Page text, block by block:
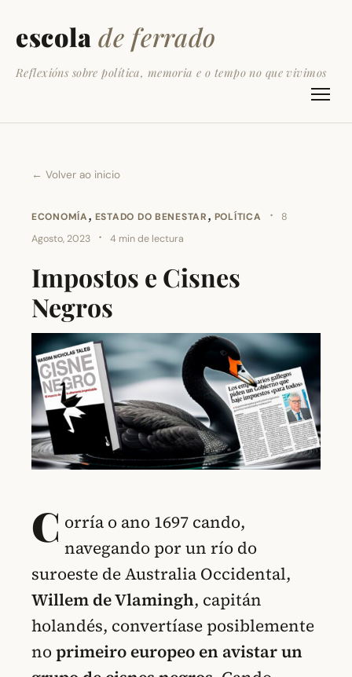
escola de ferrado
Reflexións sobre política, memoria e o tempo no que vivimos
← Volver ao inicio
ECONOMÍA, ESTADO DO BENESTAR, POLÍTICA ·
8
Agosto, 2023
· 4 min de lectura
Impostos e Cisnes
Negros
C orría o ano 1697 cando,
navegando por un río do
suroeste de Australia Occidental,
Willem de Vlamingh, capitán
holandés, convertíase posiblemente
noprimeiro europeo en avistar un